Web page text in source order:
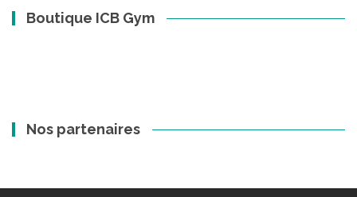
Boutique ICB Gym
Nos partenaires